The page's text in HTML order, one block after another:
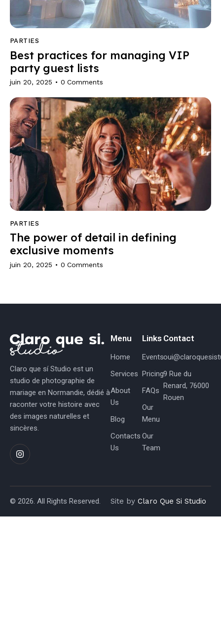
PARTIES
Best practices for managing VIP
party guest lists
juin 20, 2025 0 Comments
PARTIES
The power of detail in defining
exclusive moments
juin 20, 2025 0 Comments
Claro que sí Studio est un
studio de photographie de
mariage en Normandie, dédié à
raconter votre histoire avec
des images naturelles et
sincères.
Menu
Home
Services
About
Us
Blog
Contacts
Us
Links
Events
Pricing
FAQs
Our
Menu
Our
Team
Contact
9 Rue du
Renard, 76000
Rouen
© 2026. All Rights Reserved. Site by Claro Que Si Studio